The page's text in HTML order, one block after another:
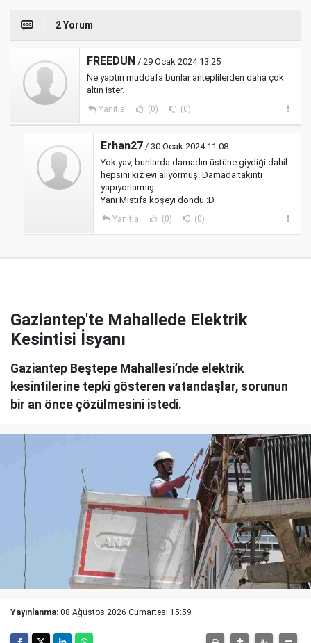
2 Yorum
FREEDUN / 29 Ocak 2024 13:25
Ne yaptın muddafa bunlar anteplilerden daha çok
altın ister.
Yanıtla (0) (0)
Erhan27 / 30 Ocak 2024 11:08
Yok yav, bunlarda damadın üstüne giydiği dahil
hepsini kız evi alıyormuş. Damada takıntı
yapıyorlarmış.
Yani Mıstıfa köşeyi döndü :D
Yanıtla (0) (0)
Gaziantep'te Mahallede Elektrik
Kesintisi İsyanı
Gaziantep Beştepe Mahallesi’nde elektrik
kesintilerine tepki gösteren vatandaşlar, sorunun
bir an önce çözülmesini istedi.
Yayınlanma: 08 Ağustos 2026 Cumartesi 15:59